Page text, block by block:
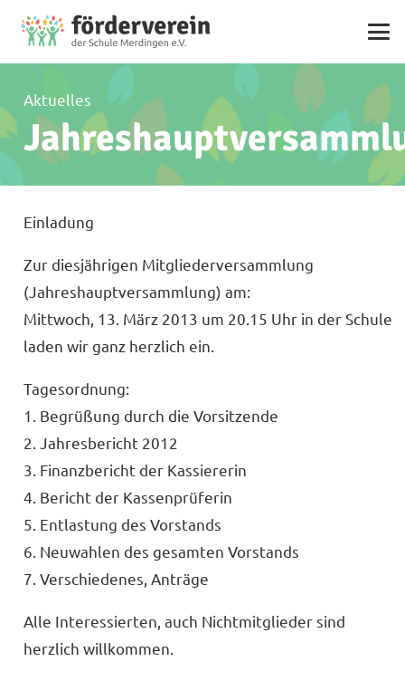
Aktuelles
Einladung
Zur diesjährigen Mitgliederversammlung
(Jahreshauptversammlung) am:
Mittwoch, 13. März 2013 um 20.15 Uhr in der Schule
laden wir ganz herzlich ein.
Tagesordnung:
1. Begrüßung durch die Vorsitzende
2. Jahresbericht 2012
3. Finanzbericht der Kassiererin
4. Bericht der Kassenprüferin
5. Entlastung des Vorstands
6. Neuwahlen des gesamten Vorstands
7. Verschiedenes, Anträge
Alle Interessierten, auch Nichtmitglieder sind
herzlich willkommen.